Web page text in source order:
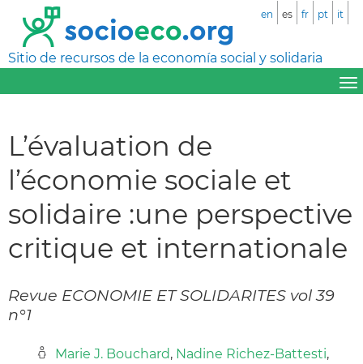
Sitio de recursos de la economía social y solidaria
en es fr pt it
L’évaluation de
l’économie sociale et
solidaire :une perspective
critique et internationale
Revue ECONOMIE ET SOLIDARITES vol 39
n°1
Marie J. Bouchard, Nadine Richez-Battesti,